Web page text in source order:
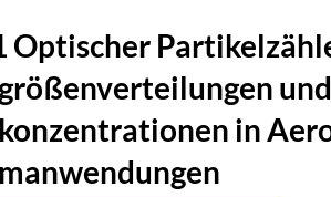
Optischer
und
in